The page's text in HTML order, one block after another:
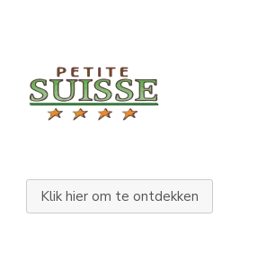
Klik hier om te ontdekken